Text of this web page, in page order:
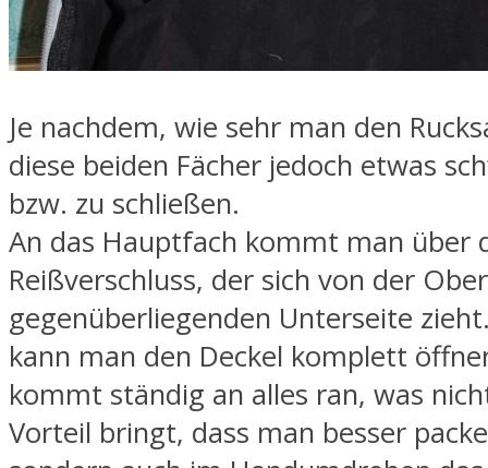
Je nachdem, wie sehr man den
diese beiden Fächer jedoch etwas
bzw. zu schließen.
An das Hauptfach kommt man über
Reißverschluss, der sich von der
gegenüberliegenden Unterseite
kann man den Deckel komplett
kommt ständig an alles ran, was
Vorteil bringt, dass man besser